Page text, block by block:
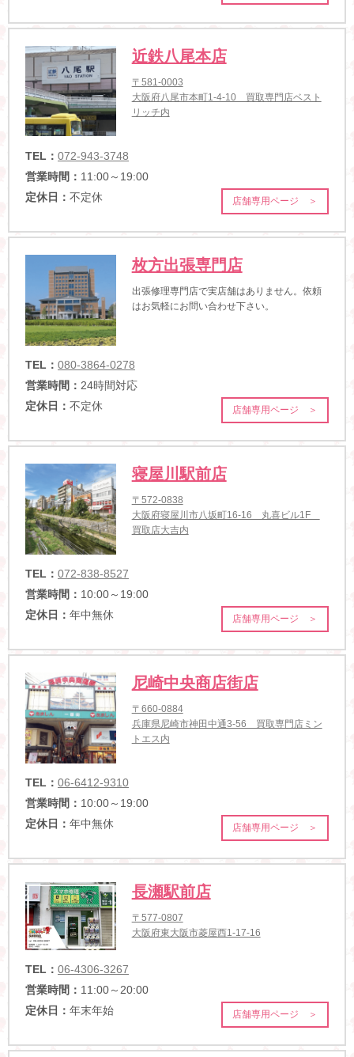
近鉄八尾本店
〒581-0003
大阪府八尾市本町1-4-10 買取専門店ベスト
リッチ内
TEL： 072-943-3748
営業時間： 11:00～19:00
定休日： 不定休 店舗専用ページ ＞
枚方出張専門店
出張修理専門店で実店舗はありません。依頼
はお気軽にお問い合わせ下さい。
TEL： 080-3864-0278
営業時間： 24時間対応
定休日： 不定休 店舗専用ページ ＞
寝屋川駅前店
〒572-0838
大阪府寝屋川市八坂町16-16 丸喜ビル1F
買取店大吉内
TEL： 072-838-8527
営業時間： 10:00～19:00
定休日： 年中無休 店舗専用ページ ＞
尼崎中央商店街店
〒660-0884
兵庫県尼崎市神田中通3-56 買取専門店ミン
トエス内
TEL： 06-6412-9310
営業時間： 10:00～19:00
定休日： 年中無休 店舗専用ページ ＞
長瀬駅前店
〒577-0807
大阪府東大阪市菱屋西1-17-16
TEL： 06-4306-3267
営業時間： 11:00～20:00
定休日： 年末年始 店舗専用ページ ＞